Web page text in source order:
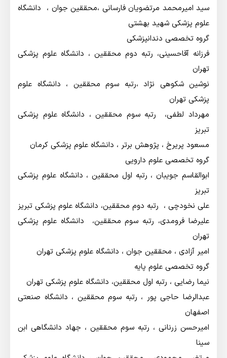
سید امیرمحمد مرتضویان فارسانی ،‌محققین جوان ، دانشگاه
علوم پزشکی شهید بهشتی
گروه تخصصی دندانپزشکی
فرزانه آقاحسینی،‌ رتبه دوم محققین ، دانشگاه علوم پزشکی
تهران
نوشین شکوهی نژاد ،‌رتبه سوم محققین ، دانشگاه علوم
پزشکی تهران
مهرداد لطفی، رتبه سوم محققین ، دانشگاه علوم پزشکی
تبریز
مسعود پریرخ ، پژوهش برتر ، دانشگاه علوم پزشکی کرمان
گروه تخصصی علوم دارویی
ابوالقاسم جویبان ، رتبه اول محققین ، دانشگاه علوم پزشکی
تبریز
علی نخودچی ، رتبه دوم محققین، ‌دانشگاه علوم پزشکی تبریز
علیرضا فرومدی، رتبه سوم محققین، دانشگاه علوم پزشکی
تهران
امیر آزادی ، محققین جوان ، دانشگاه علوم پزشکی تهران
گروه تخصصی علوم پایه
نیما رضایی ، رتبه اول محققین،‌ دانشگاه علوم پزشکی تهران
عبدالرضا حاجی پور ،‌ رتبه سوم محققین ، دانشگاه صنعتی
اصفهان
امیرحسن زرنانی ،‌ رتبه سوم محققین ، جهاد دانشگاهی ابن
سینا